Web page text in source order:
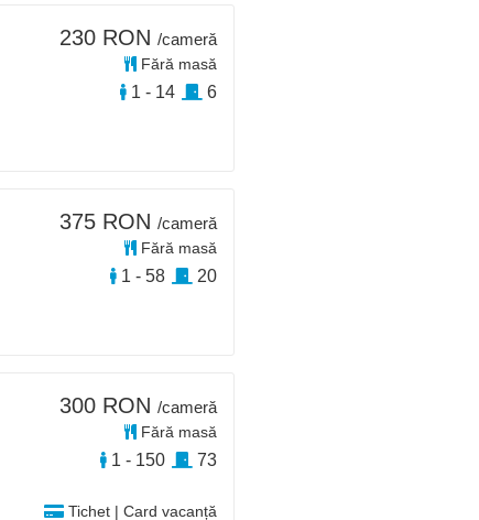
230 RON /cameră
Fără masă
1 - 14 6
375 RON /cameră
Fără masă
1 - 58 20
Tichet | Card vacanță
300 RON /cameră
Fără masă
1 - 150 73